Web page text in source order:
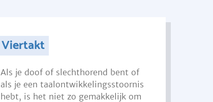
Viertakt
Als je doof of slechthorend bent of
als je een taalontwikkelingsstoornis
hebt, is het niet zo gemakkelijk om